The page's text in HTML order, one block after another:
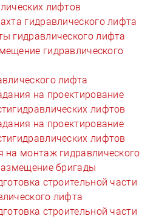
лифтов
гидравлического лифта
гидравлического лифта
гидравлического
лифта
на проектирование
лифтов
на проектирование
лифтов
на монтаж гидравлического
бригады
строительной части
лифта
строительной части